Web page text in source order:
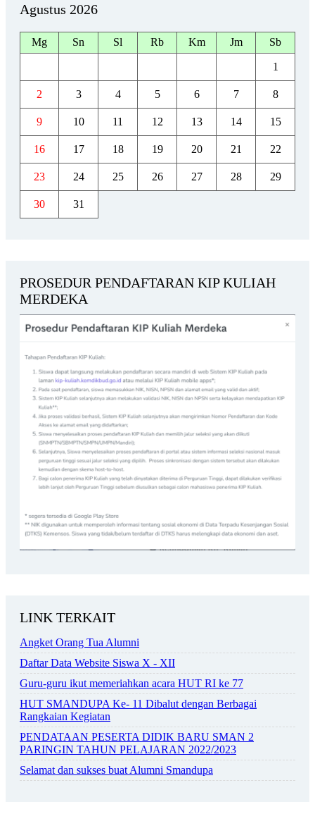
Agustus 2026
Mg Sn Sl Rb Km Jm Sb
1
2 3 4 5 6 7 8
9 10 11 12 13 14 15
16 17 18 19 20 21 22
23 24 25 26 27 28 29
30 31
PROSEDUR PENDAFTARAN KIP KULIAH
MERDEKA
LINK TERKAIT
Angket Orang Tua Alumni
Daftar Data Website Siswa X - XII
Guru-guru ikut memeriahkan acara HUT RI ke 77
HUT SMANDUPA Ke- 11 Dibalut dengan Berbagai
Rangkaian Kegiatan
PENDATAAN PESERTA DIDIK BARU SMAN 2
PARINGIN TAHUN PELAJARAN 2022/2023
Selamat dan sukses buat Alumni Smandupa